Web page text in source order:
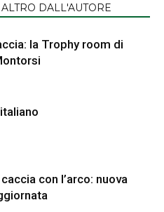
ALTRO DALL'AUTORE
la Trophy room di
con l’arco: nuova